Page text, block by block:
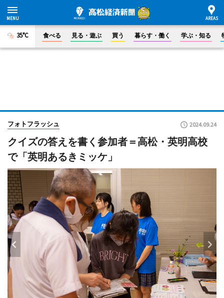
35°C 食べる 見る・遊ぶ 買う 暮らす・働く 学ぶ・知る
フォトフラッシュ 2024.09.24
クイズの答えを書く参加者＝高松・英明高校
で「英明あるきミッケ」